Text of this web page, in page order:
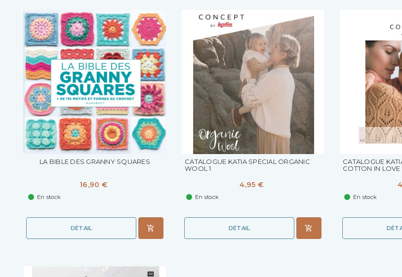
LA BIBLE DES GRANNY SQUARES
16,90 €
En stock
DÉTAIL
CATALOGUE KATIA SPECIAL ORGANIC
WOOL 1
4,95 €
En stock
DÉTAIL
CATALOGUE
COTTON IN LOVE
En stock